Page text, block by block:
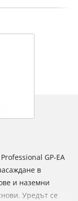
GP-EA
в
и наземни
Уредът се